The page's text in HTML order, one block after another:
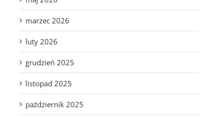
marzec 2026
luty 2026
grudzień 2025
listopad 2025
październik 2025